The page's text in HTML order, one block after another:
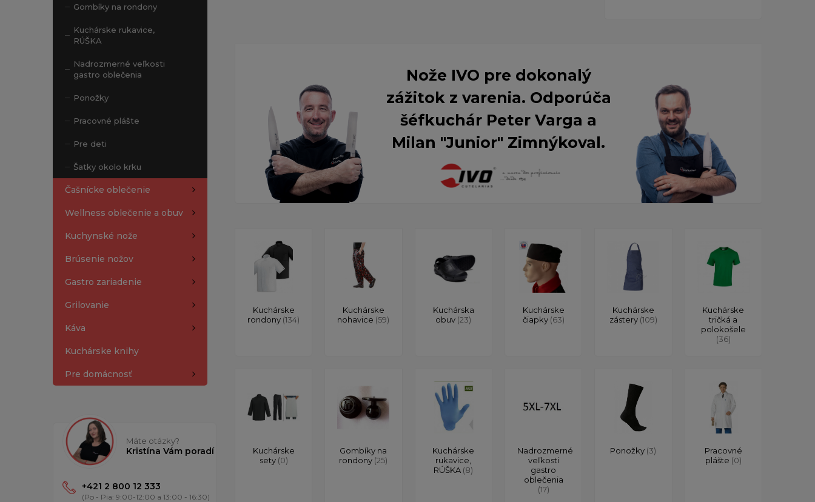
Gombíky na rondony
Kuchárske rukavice,
RÚŠKA
Nadrozmerné veľkosti
gastro oblečenia
Ponožky
Pracovné plášte
Pre deti
Šatky okolo krku
Čašnícke oblečenie
Wellness oblečenie a obuv
Kuchynské nože
Brúsenie nožov
Gastro zariadenie
Grilovanie
Káva
Kuchárske knihy
Pre domácnosť
Máte otázky?
Kristína Vám poradí
+421 2 800 12 333
(Po - Pia: 9:00-12:00 a 13:00 - 16:30)
Nože IVO pre dokonalý
zážitok z varenia. Odporúča
šéfkuchár Peter Varga a
Milan "Junior" Zimnýkoval.
Kuchárske
rondony (134)
Kuchárske
nohavice (59)
Kuchárska
obuv (23)
Kuchárske
čiapky (63)
Kuchárske
zástery (109)
Kuchárske
tričká a
polokošele
(36)
Kuchárske
sety (0)
Gombíky na
rondony (25)
Kuchárske
rukavice,
RÚŠKA (8)
Nadrozmerné
veľkosti
gastro
oblečenia
(17)
Ponožky (3)
Pracovné
plášte (0)